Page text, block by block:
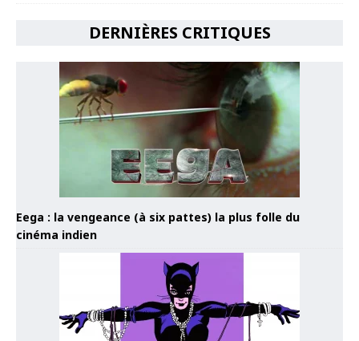
DERNIÈRES CRITIQUES
Eega : la vengeance (à six pattes) la plus folle du
cinéma indien